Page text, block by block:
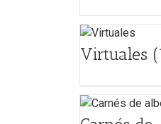
Virtuales